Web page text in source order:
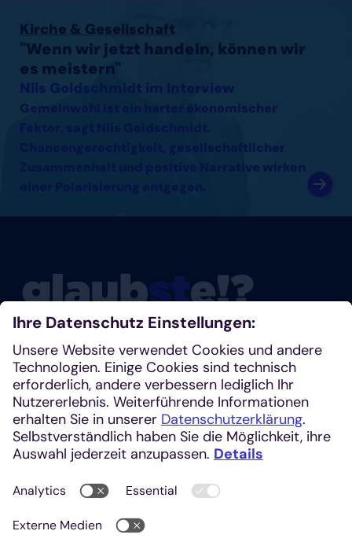
Kirche & Gesellschaft
"Wenn wir jetzt handeln, können wir
es meistern"
Nils Goldschmidt im Interview
Gemeinwohl ist ein harter ökonomischer
Chancengerechtigkeit, gesellschaftlicher
Zusammenhalt und positive Narrative wirken
einer Polarisierung entgegen.
Glaubste nicht? Dann schau mal rein!
Klosterplatz 7, 52062 Aachen
+49 241 1685-242 (Redaktion)
kirchenzeitung@einhardverlag.de